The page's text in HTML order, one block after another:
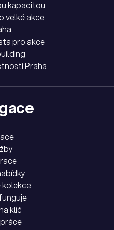
kapacitou
velké akce
pro akce
Praha
kolekce
klíč